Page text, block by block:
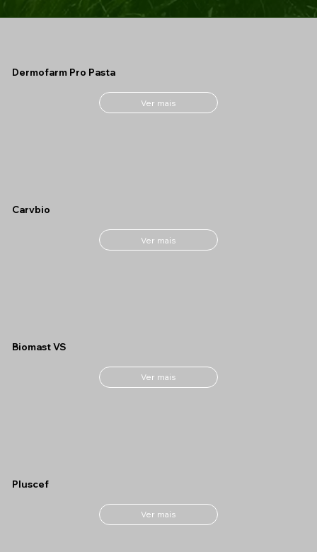
Dermofarm Pro Pasta
Ver mais
Carvbio
Ver mais
Biomast VS
Ver mais
Pluscef
Ver mais